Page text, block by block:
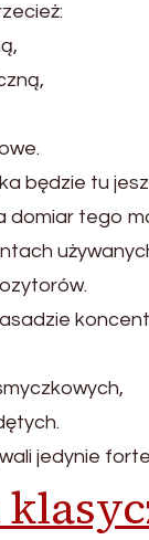
będzie tu
domiar tego
jedynie